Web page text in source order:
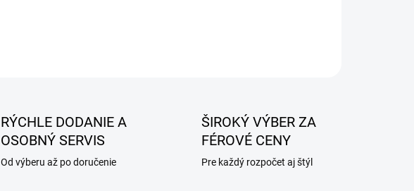
RÝCHLE DODANIE A
OSOBNÝ SERVIS
Od výberu až po doručenie
ŠIROKÝ VÝBER ZA
FÉROVÉ CENY
Pre každý rozpočet aj štýl